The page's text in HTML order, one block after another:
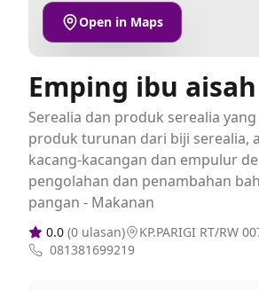
Open in Maps
Emping ibu aisah
Serealia dan produk serealia
produk turunan dari biji serealia,
kacang-kacangan dan empulur
pengolahan dan penambahan
pangan - Makanan
0.0 (0 ulasan)
KP.PARIGI RT/RW
081381699219